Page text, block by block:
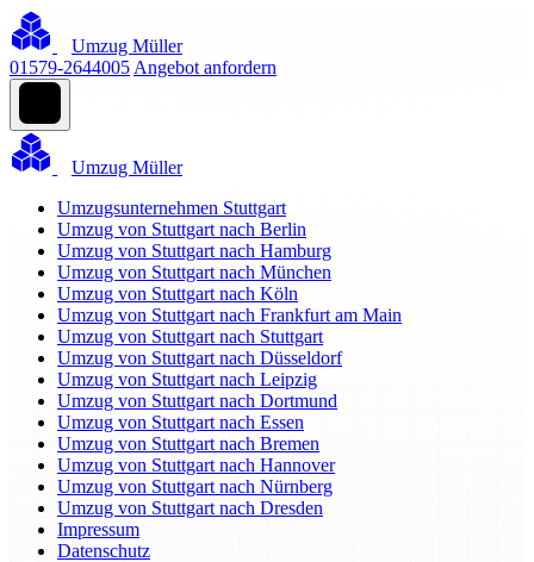
Umzug Müller
01579-2644005 Angebot anfordern
Umzug Müller
Umzugsunternehmen Stuttgart
Umzug von Stuttgart nach Berlin
Umzug von Stuttgart nach Hamburg
Umzug von Stuttgart nach München
Umzug von Stuttgart nach Köln
Umzug von Stuttgart nach Frankfurt am Main
Umzug von Stuttgart nach Stuttgart
Umzug von Stuttgart nach Düsseldorf
Umzug von Stuttgart nach Leipzig
Umzug von Stuttgart nach Dortmund
Umzug von Stuttgart nach Essen
Umzug von Stuttgart nach Bremen
Umzug von Stuttgart nach Hannover
Umzug von Stuttgart nach Nürnberg
Umzug von Stuttgart nach Dresden
Impressum
Datenschutz